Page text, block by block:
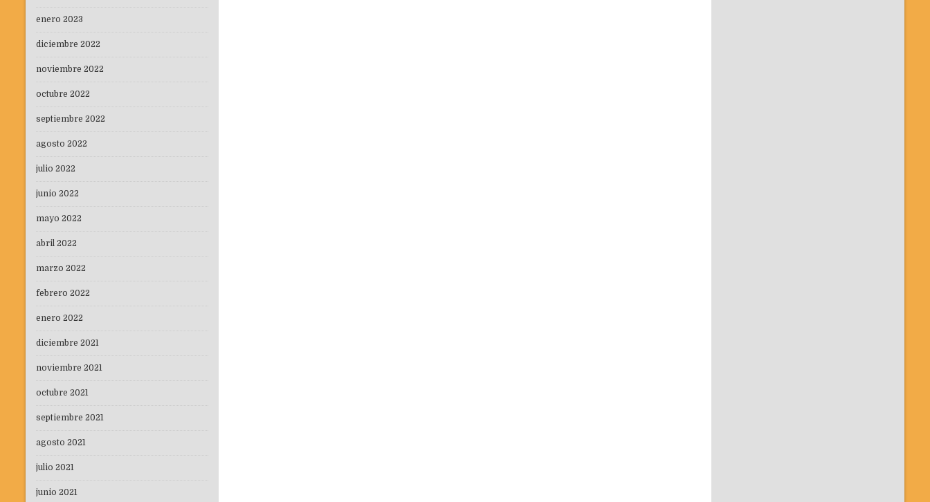
enero 2023
diciembre 2022
noviembre 2022
octubre 2022
septiembre 2022
agosto 2022
julio 2022
junio 2022
mayo 2022
abril 2022
marzo 2022
febrero 2022
enero 2022
diciembre 2021
noviembre 2021
octubre 2021
septiembre 2021
agosto 2021
julio 2021
junio 2021